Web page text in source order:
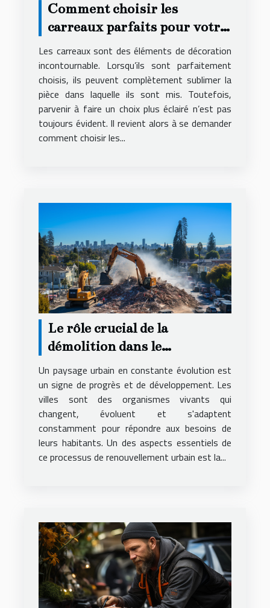
Comment choisir les
carreaux parfaits pour votre
décoration ?
Les carreaux sont des éléments de décoration
incontournable. Lorsqu’ils sont parfaitement
choisis, ils peuvent complètement sublimer la
pièce dans laquelle ils sont mis. Toutefois,
parvenir à faire un choix plus éclairé n’est pas
toujours évident. Il revient alors à se demander
comment choisir les...
Le rôle crucial de la
démolition dans le
renouvellement urbain
Un paysage urbain en constante évolution est
un signe de progrès et de développement. Les
villes sont des organismes vivants qui
changent, évoluent et s'adaptent
constamment pour répondre aux besoins de
leurs habitants. Un des aspects essentiels de
ce processus de renouvellement urbain est la...